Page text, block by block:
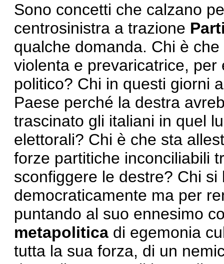
Sono concetti che calzano
centrosinistra a trazione
qualche domanda. Chi è che
violenta e prevaricatrice, per
politico? Chi in questi giorni
Paese perché la destra
trascinato gli italiani in quel
elettorali? Chi è che sta
forze partitiche inconciliabili
sconfiggere le destre? Chi
democraticamente ma per
puntando al suo ennesimo
metapolitica di egemonia
tutta la sua forza, di un